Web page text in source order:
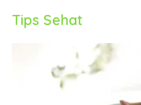
Tips Sehat